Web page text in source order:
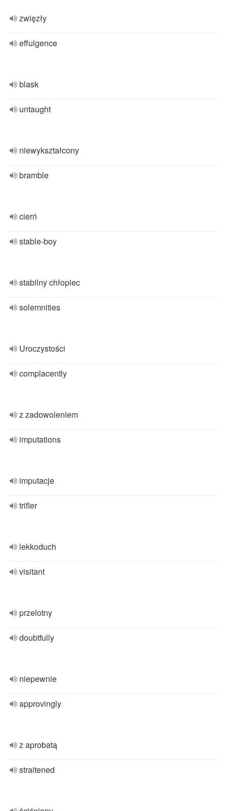
zwięzły
effulgence
blask
untaught
niewykształcony
bramble
cierń
stable-boy
stabilny chłopiec
solemnities
Uroczystości
complacently
z zadowoleniem
imputations
imputacje
trifler
lekkoduch
visitant
przelotny
doubtfully
niepewnie
approvingly
z aprobatą
straitened